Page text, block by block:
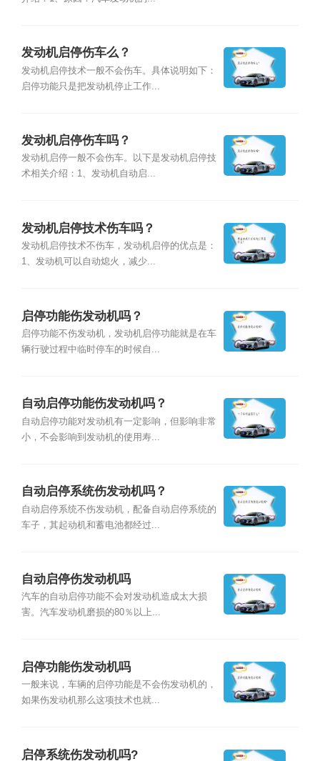
发动机启停伤车么？
发动机启停技术一般不会伤车。具体说明如下：
启停功能只是把发动机停止工作...
发动机启停伤车吗？
发动机启停一般不会伤车。以下是发动机启停技
术相关介绍：1、发动机自动启...
发动机启停技术伤车吗？
发动机启停技术不伤车，发动机启停的优点是：
1、发动机可以自动熄火，减少...
启停功能伤发动机吗？
启停功能不伤发动机，发动机启停功能就是在车
辆行驶过程中临时停车的时候自...
自动启停功能伤发动机吗？
自动启停功能对发动机有一定影响，但影响非常
小，不会影响到发动机的使用寿...
自动启停系统伤发动机吗？
自动启停系统不伤发动机，配备自动启停系统的
车子，其起动机和蓄电池都经过...
自动启停伤发动机吗
汽车的自动启停功能不会对发动机造成太大损
害。汽车发动机磨损的80％以上...
启停功能伤发动机吗
一般来说，车辆的启停功能是不会伤发动机的，
如果伤发动机那么这项技术也就...
启停系统伤发动机吗?